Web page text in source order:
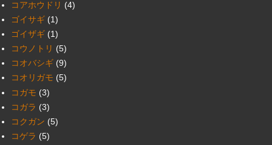
コアホウドリ (4)
ゴイサギ (1)
ゴイザギ (1)
コウノトリ (5)
コオバシギ (9)
コオリガモ (5)
コガモ (3)
コガラ (3)
コクガン (5)
コゲラ (5)